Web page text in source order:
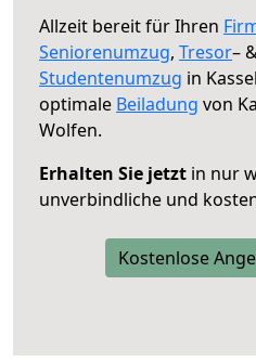
Allzeit bereit für Ihren
Seniorenumzug, Tresor–
Studentenumzug in
optimale Beiladung von
Wolfen.
Erhalten Sie jetzt in nur
unverbindliche und
Kostenlose